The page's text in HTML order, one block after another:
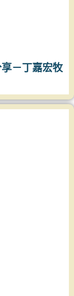
－丁嘉宏牧